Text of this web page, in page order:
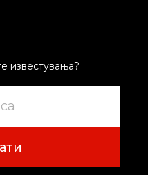
известувања?